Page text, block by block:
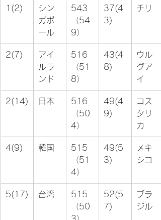
1(2)
シン
ガポ
ール
543
（54
9）
37(4
3)
チリ
2(7)
アイ
ルラ
ンド
516
（51
8）
43(4
8)
ウル
グア
イ
2(14) 日本
516
（50
4）
49(4
9)
コス
タリ
カ
4(9) 韓国
515
（51
4）
49(5
3)
メキ
シコ
5(17) 台湾
515
（50
52(5
7)
ブラ
ジル